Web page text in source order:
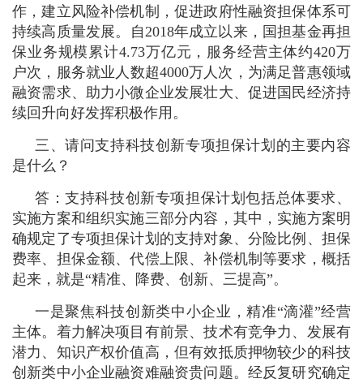
作，建立风险补偿机制，促进政府性融资担保体系可
持续高质量发展。自2018年成立以来，国担基金再担
保业务规模累计4.73万亿元，服务经营主体约420万
户次，服务就业人数超4000万人次，为满足普惠领域
融资需求、助力小微企业发展壮大、促进国民经济持
续回升向好发挥积极作用。
三、请问支持科技创新专项担保计划的主要内容
是什么？
答：支持科技创新专项担保计划包括总体要求、
实施方案和组织实施三部分内容，其中，实施方案明
确规定了专项担保计划的支持对象、分险比例、担保
费率、担保金额、代偿上限、补偿机制等要求，概括
起来，就是“精准、降费、创新、三提高”。
一是聚焦科技创新类中小企业，精准“滴灌”经营
主体。着力解决项目有前景、技术有竞争力、发展有
潜力、知识产权价值高，但有效抵质押物较少的科技
创新类中小企业融资难融资贵问题。经反复研究确定